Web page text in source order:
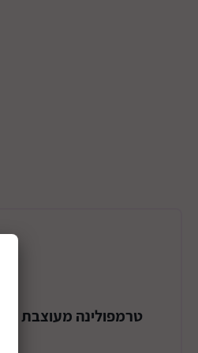
טרמפולינה מעוצבת דגם Primo